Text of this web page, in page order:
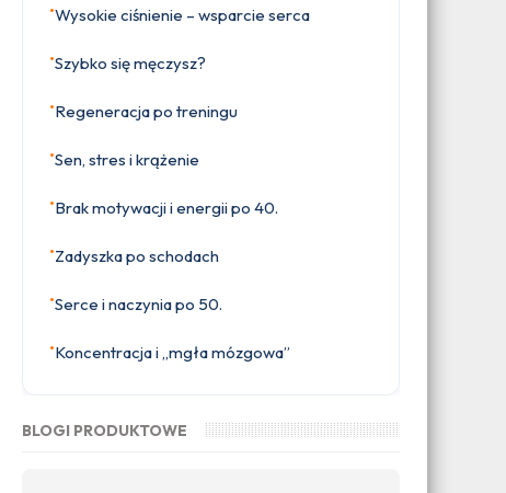
•Wysokie ciśnienie – wsparcie serca
•Szybko się męczysz?
•Regeneracja po treningu
•Sen, stres i krążenie
•Brak motywacji i energii po 40.
•Zadyszka po schodach
•Serce i naczynia po 50.
•Koncentracja i „mgła mózgowa”
BLOGI PRODUKTOWE